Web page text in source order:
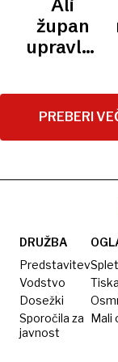
Ali
župan
upravlja
v
dobrobit
PREBERI
DRUŽBA
Predstavitev
Vodstvo
Dosežki
Sporočila za
javnost
Mali